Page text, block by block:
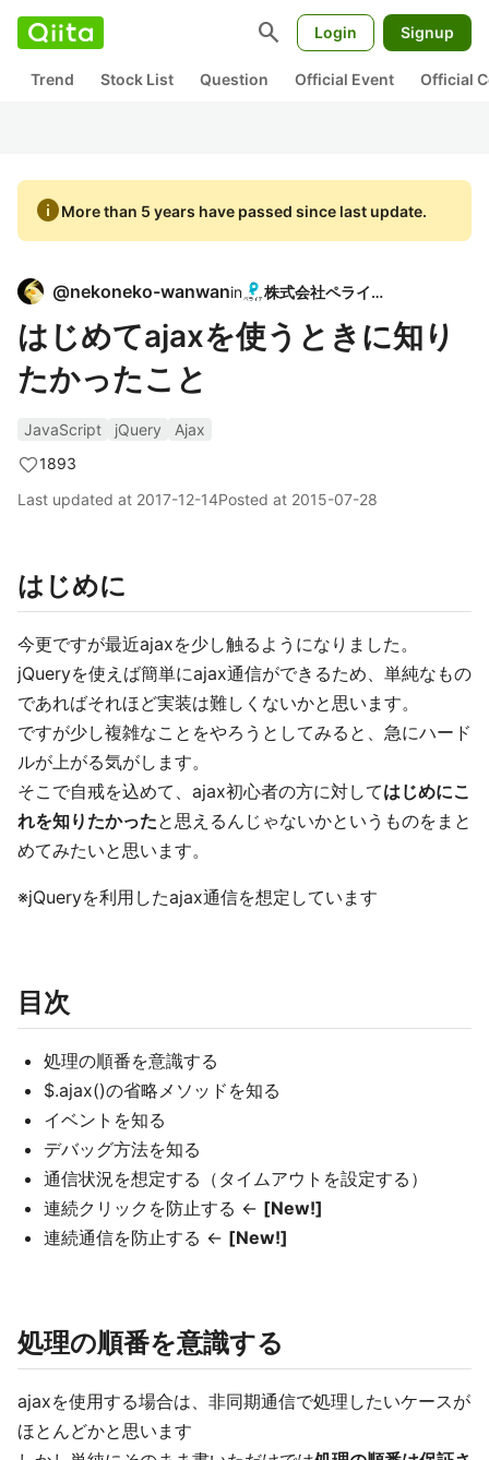
search Login Signup
Trend Stock List Question Official Event Official
infoMore than 5 years have passed since last update.
@nekoneko-wanwanin 株式会社ペライチ
はじめてajaxを使うときに知り
たかったこと
JavaScript jQuery
Ajax
1893
Last updated at 2017-12-14Posted at 2015-07-28
はじめに
今更ですが最近ajaxを少し触るようになりました。
jQueryを使えば簡単にajax通信ができるため、単純なもの
であればそれほど実装は難しくないかと思います。
ですが少し複雑なことをやろうとしてみると、急にハード
ルが上がる気がします。
そこで自戒を込めて、ajax初心者の方に対してはじめにこ
れを知りたかったと思えるんじゃないかというものをまと
めてみたいと思います。
※jQueryを利用したajax通信を想定しています
目次
処理の順番を意識する
$.ajax()の省略メソッドを知る
イベントを知る
デバッグ方法を知る
通信状況を想定する（タイムアウトを設定する）
連続クリックを防止する ← [New!]
連続通信を防止する ← [New!]
処理の順番を意識する
ajaxを使用する場合は、非同期通信で処理したいケースが
ほとんどかと思います